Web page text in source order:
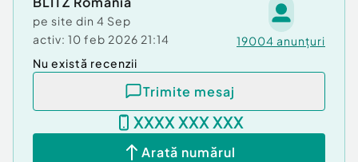
cameră separată)
* Grup sanitar propriu
* Acces direct din stradă
Pentru mai multe detalii sau programarea unei
vizionări, te așteptăm la contact.
Cod ofertă / ID BLITZ: P171684
Id intern: P171684
pe site din 4 Sep
activ: 10 feb 2026 21:14 19004 anunțuri
Nu există recenzii
Trimite mesaj
XXXX XXX XXX
Arată numărul